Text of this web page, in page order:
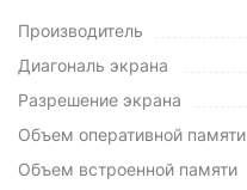
Производитель
Диагональ экрана
Разрешение экрана
Объем оперативной памяти
Объем встроенной памяти